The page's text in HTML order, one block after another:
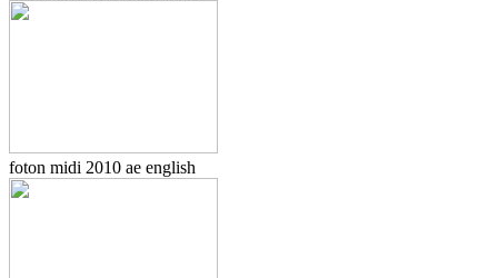
foton midi 2010 ae english